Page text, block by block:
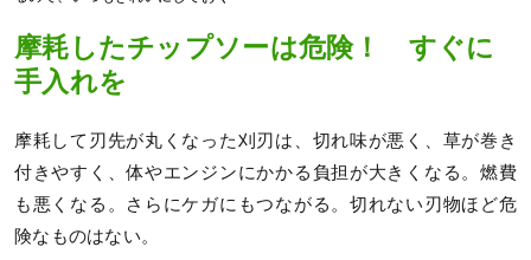
摩耗したチップソーは危険！ すぐに
手入れを
摩耗して刃先が丸くなった刈刃は、切れ味が悪く、草が巻き
付きやすく、体やエンジンにかかる負担が大きくなる。燃費
も悪くなる。さらにケガにもつながる。切れない刃物ほど危
険なものはない。